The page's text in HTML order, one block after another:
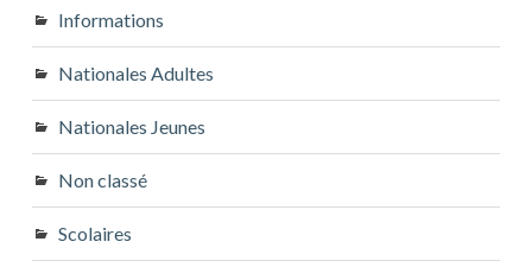
Informations
Nationales Adultes
Nationales Jeunes
Non classé
Scolaires